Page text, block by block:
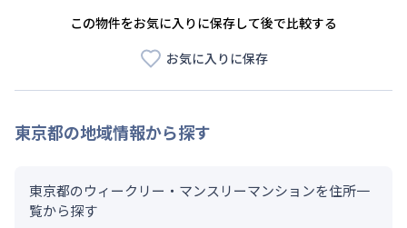
この物件をお気に入りに保存して後で比較する
お気に入りに保存
東京都の地域情報から探す
東京都のウィークリー・マンスリーマンションを住所一
覧から探す